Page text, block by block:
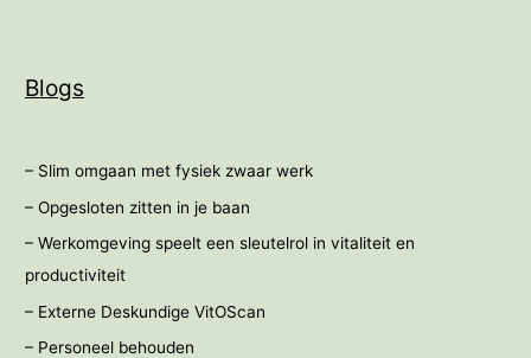
Blogs
– Slim omgaan met fysiek zwaar werk
– Opgesloten zitten in je baan
– Werkomgeving speelt een sleutelrol in vitaliteit en
productiviteit
– Externe Deskundige VitOScan
– Personeel behouden